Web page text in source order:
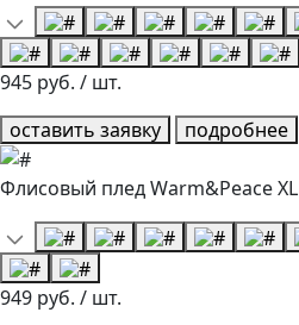
945 руб. / шт.
оставить заявку
подробнее
Флисовый плед Warm&Peace XL
949 руб. / шт.